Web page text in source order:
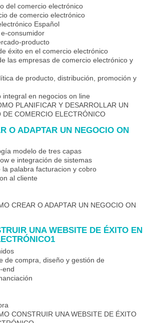
del comercio electrónico
de comercio electrónico
Español
consumidor
producto
éxito en el comercio electrónico
las empresas de comercio electrónico y
de producto, distribución, promoción y
en negocios on line
PLANIFICAR Y DESARROLLAR UN
DE COMERCIO ELECTRÓNICO
O ADAPTAR UN NEGOCIO ON
modelo de tres capas
e integración de sistemas
la palabra facturacion y cobro
al cliente
CREAR O ADAPTAR UN NEGOCIO ON
UNA WEBSITE DE ÉXITO EN
de compra, diseño y gestión de
end
CONSTRUIR UNA WEBSITE DE ÉXITO